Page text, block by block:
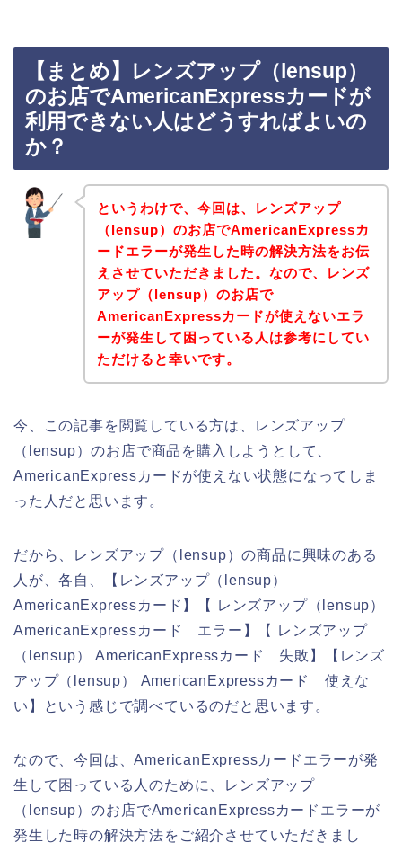
【まとめ】レンズアップ（lensup）
のお店でAmericanExpressカードが
利用できない人はどうすればよいの
か？
というわけで、今回は、レンズアップ
（lensup）のお店でAmericanExpressカ
ードエラーが発生した時の解決方法をお伝
えさせていただきました。なので、レンズ
アップ（lensup）のお店で
AmericanExpressカードが使えないエラ
ーが発生して困っている人は参考にしてい
ただけると幸いです。
今、この記事を閲覧している方は、レンズアップ
（lensup）のお店で商品を購入しようとして、
AmericanExpressカードが使えない状態になってしま
った人だと思います。
だから、レンズアップ（lensup）の商品に興味のある
人が、各自、【レンズアップ（lensup）
AmericanExpressカード】【 レンズアップ（lensup）
AmericanExpressカード エラー】【 レンズアップ
（lensup） AmericanExpressカード 失敗】【レンズ
アップ（lensup） AmericanExpressカード 使えな
い】という感じで調べているのだと思います。
なので、今回は、AmericanExpressカードエラーが発
生して困っている人のために、レンズアップ
（lensup）のお店でAmericanExpressカードエラーが
発生した時の解決方法をご紹介させていただきまし